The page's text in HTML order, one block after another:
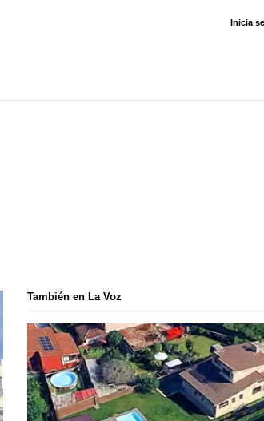
Inicia
También en La Voz